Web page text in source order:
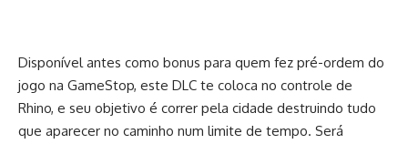
Disponível antes como bonus para quem fez pré-ordem do
jogo na GameStop, este DLC te coloca no controle de
Rhino, e seu objetivo é correr pela cidade destruindo tudo
que aparecer no caminho num limite de tempo. Será